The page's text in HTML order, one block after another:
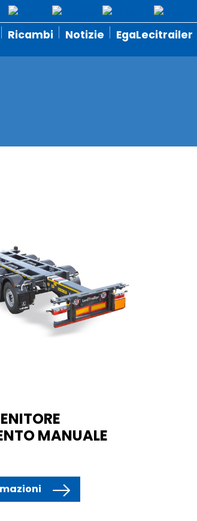
Ricambi Notizie EgaLecitrailer
MANUALE